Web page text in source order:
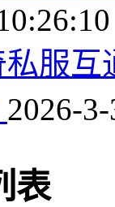
服互
2026-
表